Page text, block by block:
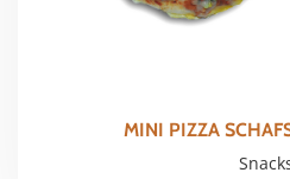
MINI PIZZA